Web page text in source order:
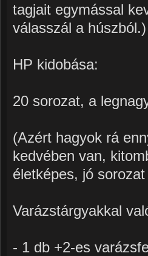
tagjait egymással
válasszál a húszból.)
HP kidobása:
20 sorozat, a
(Azért hagyok rá
kedvében van,
életképes, jó
Varázstárgyakkal
- 1 db +2-es